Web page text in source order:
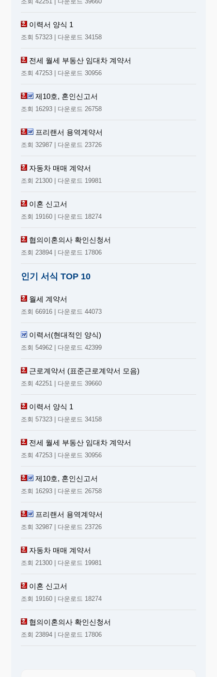
이력서 양식 1
조회 57323 | 다운로드 34158
전세 월세 부동산 임대차 계약서
조회 47253 | 다운로드 30956
제10호, 혼인신고서
조회 16293 | 다운로드 26758
프리랜서 용역계약서
조회 32987 | 다운로드 23726
자동차 매매 계약서
조회 21300 | 다운로드 19981
이혼 신고서
조회 19160 | 다운로드 18274
협의이혼의사 확인신청서
조회 23894 | 다운로드 17806
인기 서식 TOP 10
월세 계약서
조회 66916 | 다운로드 44073
이력서(현대적인 양식)
조회 54962 | 다운로드 42399
근로계약서 (표준근로계약서 모음)
조회 42251 | 다운로드 39660
이력서 양식 1
조회 57323 | 다운로드 34158
전세 월세 부동산 임대차 계약서
조회 47253 | 다운로드 30956
제10호, 혼인신고서
조회 16293 | 다운로드 26758
프리랜서 용역계약서
조회 32987 | 다운로드 23726
자동차 매매 계약서
조회 21300 | 다운로드 19981
이혼 신고서
조회 19160 | 다운로드 18274
협의이혼의사 확인신청서
조회 23894 | 다운로드 17806